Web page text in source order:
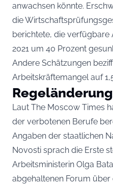
anwachsen könnte.
die
berichtete, die verfügbare
2021 um 40 Prozent
Andere Schätzungen
Arbeitskräftemangel auf
Laut The Moscow Times
der verbotenen Berufe
Angaben der staatlichen
Novosti sprach die Erste
Arbeitsministerin Olga
abgehaltenen Forum über